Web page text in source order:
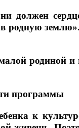
должен
в родную
родиной и
программы
к